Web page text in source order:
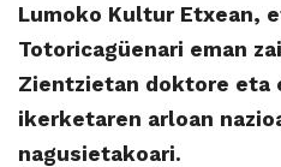
Lumoko Kultur Etxean,
Totoricagüenari eman
Zientzietan doktore eta
ikerketaren arloan
nagusietakoari.